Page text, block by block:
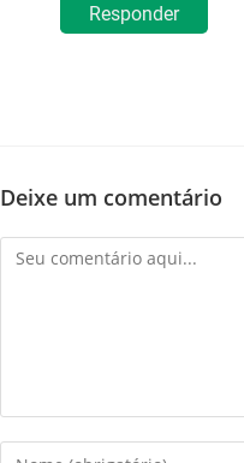
Responder
Deixe um comentário